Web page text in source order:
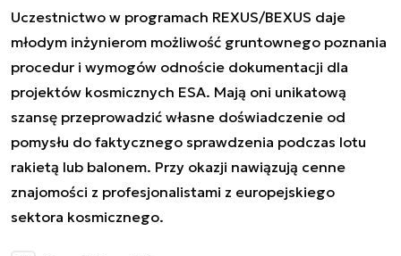
Uczestnictwo w programach REXUS/BEXUS daje
młodym inżynierom możliwość gruntownego poznania
procedur i wymogów odnoście dokumentacji dla
projektów kosmicznych ESA. Mają oni unikatową
szansę przeprowadzić własne doświadczenie od
pomysłu do faktycznego sprawdzenia podczas lotu
rakietą lub balonem. Przy okazji nawiązują cenne
znajomości z profesjonalistami z europejskiego
sektora kosmicznego.